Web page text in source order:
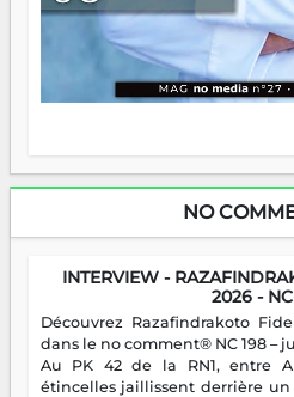
NO
INTERVIEW -
2026 -
Découvrez Razafindrakoto
dans le no comment® NC 198 –
Au PK 42 de la RN1, entre
étincelles jaillissent derrière